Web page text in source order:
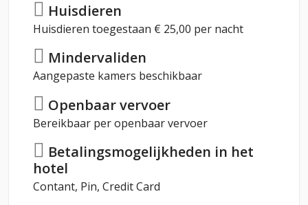
Huisdieren
Huisdieren toegestaan € 25,00 per nacht
Mindervaliden
Aangepaste kamers beschikbaar
Openbaar vervoer
Bereikbaar per openbaar vervoer
Betalingsmogelijkheden in het
hotel
Contant, Pin, Credit Card